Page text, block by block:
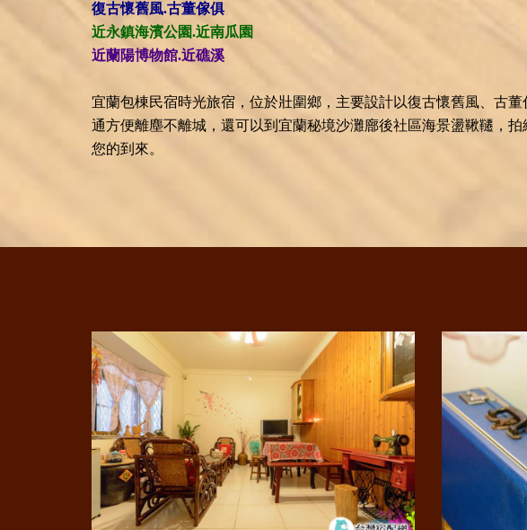
復古懷舊風.古董傢俱
近永鎮海濱公園.近南瓜園
近蘭陽博物館.近礁溪
宜蘭包棟民宿時光旅宿，位於壯圍鄉，主要設計以復古懷舊風、古
通方便離塵不離城，還可以到宜蘭秘境沙灘廍後社區海景盪鞦韆，
您的到來。